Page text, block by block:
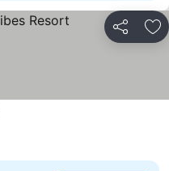
Partilhar